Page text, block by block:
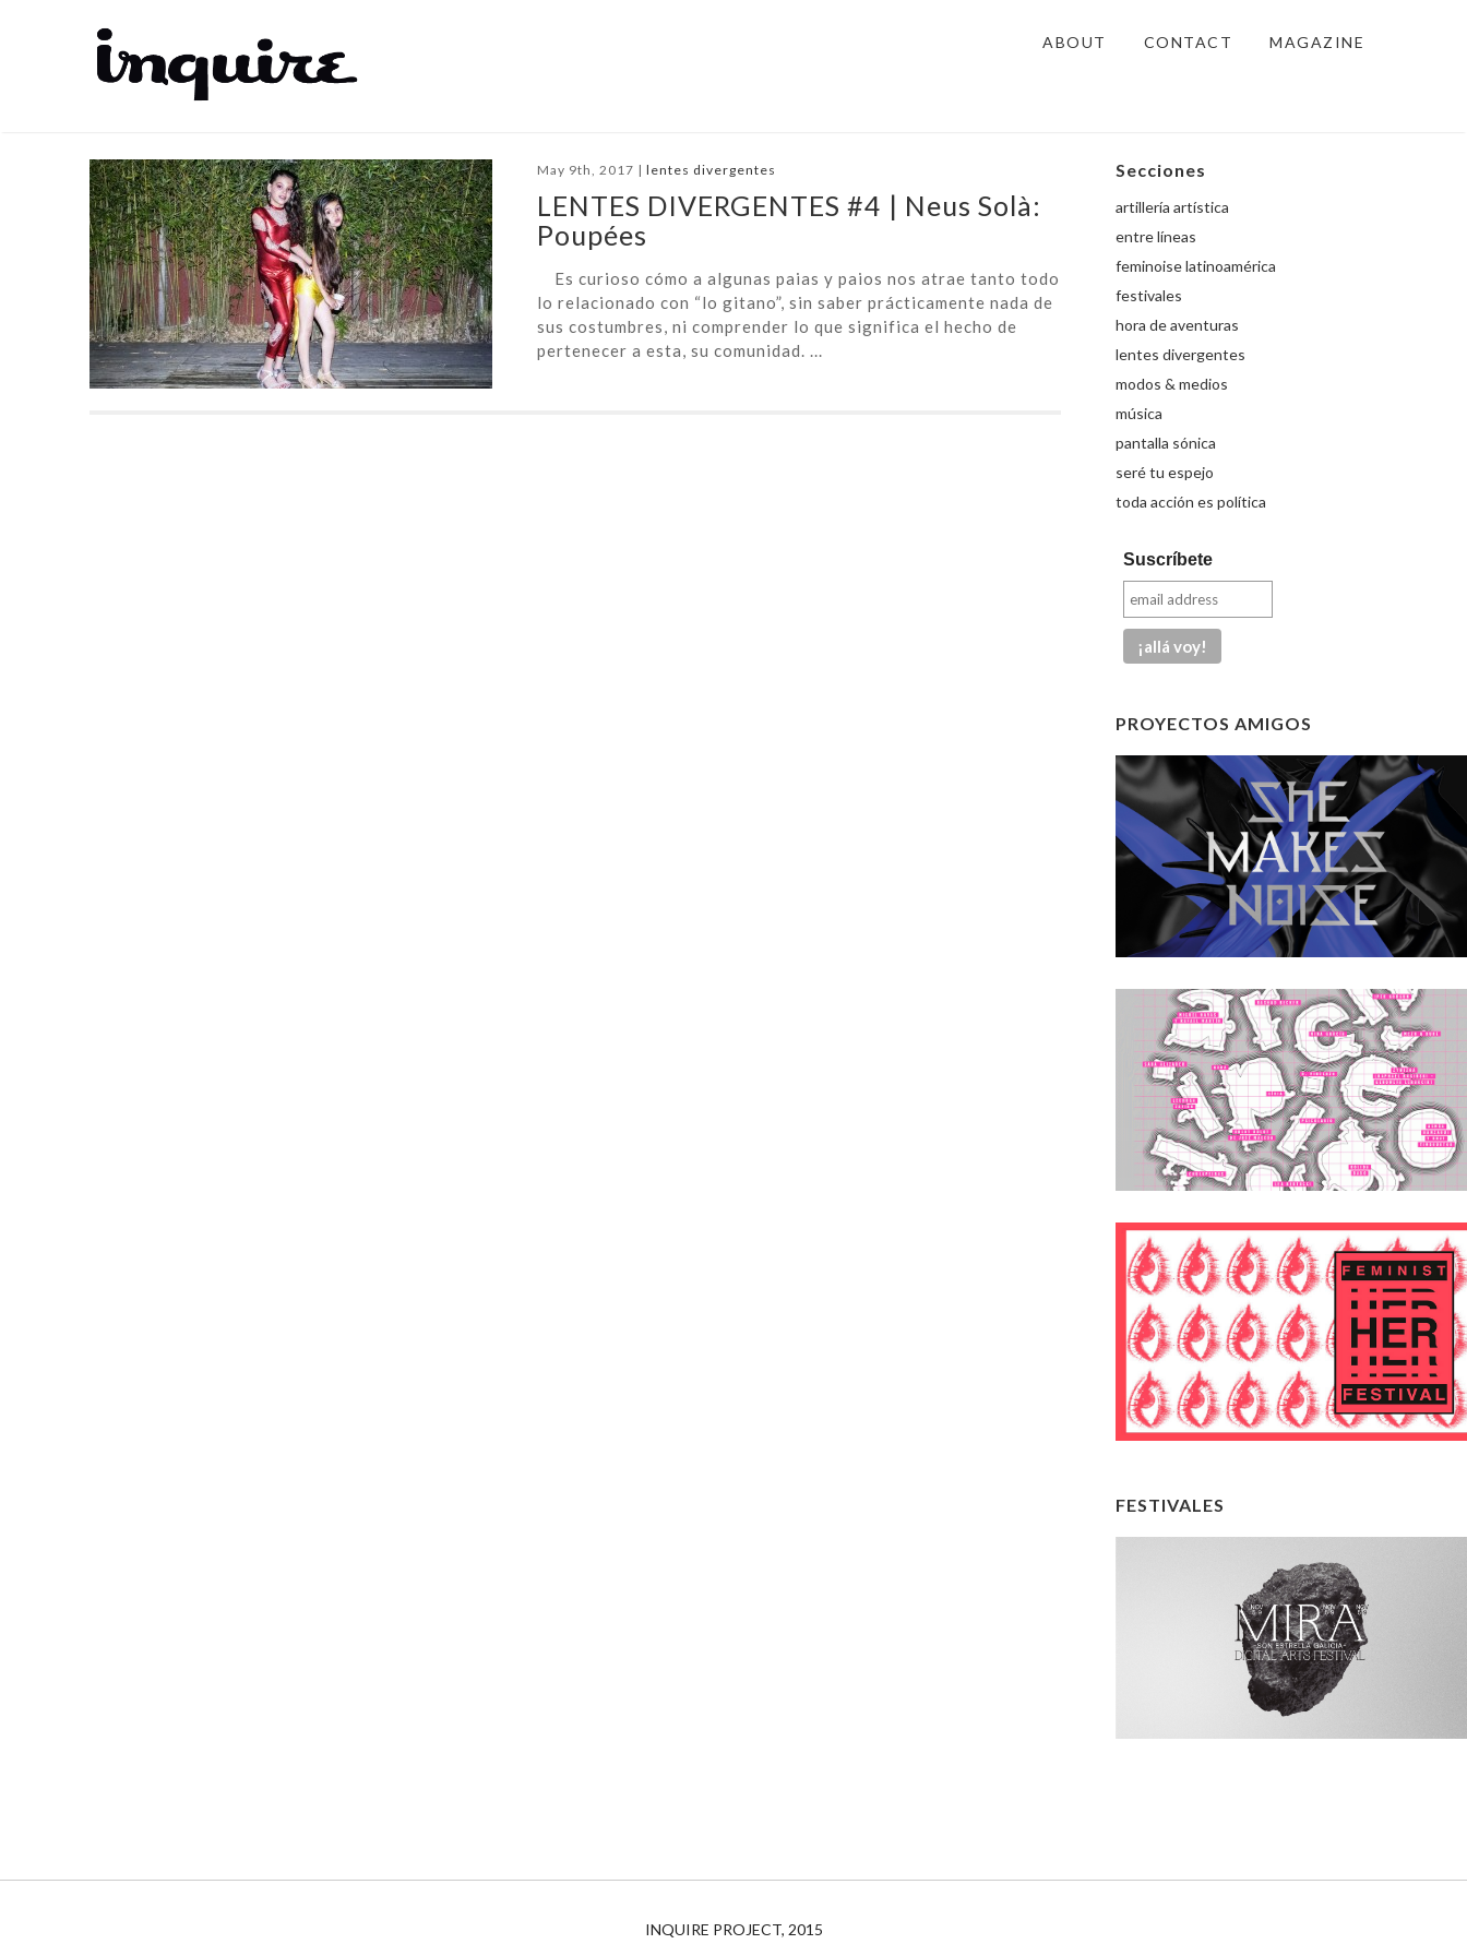
ABOUT CONTACT MAGAZINE
May 9th, 2017 | lentes divergentes
LENTES DIVERGENTES #4 | Neus Solà:
Poupées
Es curioso cómo a algunas paias y paios nos atrae tanto todo
lo relacionado con “lo gitano”, sin saber prácticamente nada de
sus costumbres, ni comprender lo que significa el hecho de
pertenecer a esta, su comunidad. ...
Secciones
artillería artística
entre líneas
feminoise latinoamérica
festivales
hora de aventuras
lentes divergentes
modos & medios
música
pantalla sónica
seré tu espejo
toda acción es política
Suscríbete
PROYECTOS AMIGOS
FESTIVALES
INQUIRE PROJECT, 2015